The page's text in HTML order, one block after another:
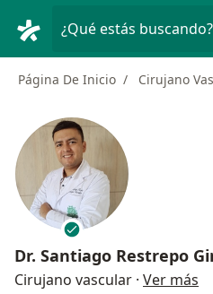
¿Qué estás buscando?
Página De Inicio Cirujano
Dr. Santiago Restrepo
Cirujano vascular · Ver más